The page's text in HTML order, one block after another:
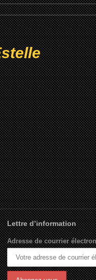
Lettre d’information
Adresse de courrier